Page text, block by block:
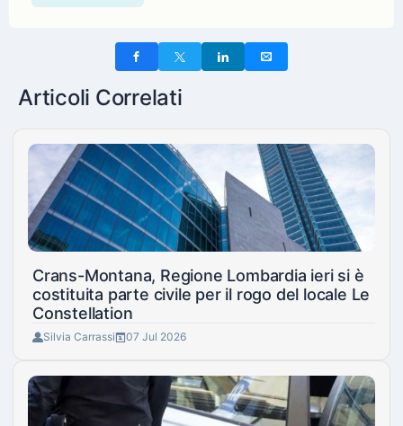
Articoli Correlati
Crans-Montana, Regione Lombardia ieri si è
costituita parte civile per il rogo del locale Le
Constellation
Silvia Carrassi 07 Jul 2026